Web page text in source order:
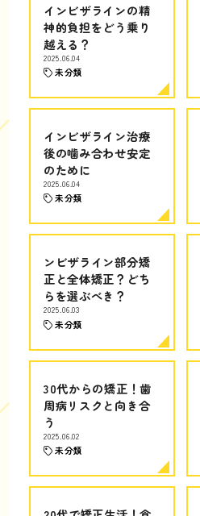
インビザラインの精
神的負担をどう乗り
越える？
2025.06.04
未分類
インビザライン治療
後の噛み合わせ安定
のために
2025.06.04
未分類
ンビザライン部分矯
正と全体矯正？どち
らを選ぶべき？
2025.06.03
未分類
30代からの矯正！歯
周病リスクと向き合
う
2025.06.02
未分類